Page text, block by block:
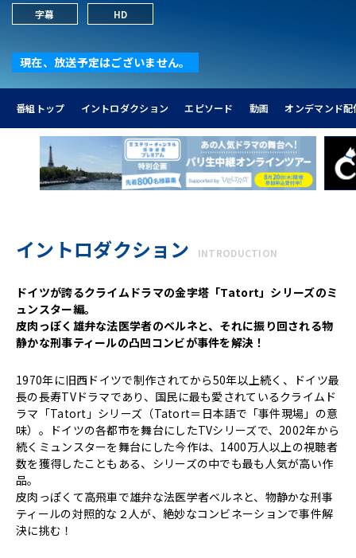
字幕 HD
現在、放送予定はございません。
番組トップ イントロダクション エピソード 動画 オンデマンド配
イントロダクション INTRODUCTION
ドイツが誇るクライムドラマの金字塔「Tatort」シリーズのミ
ュンスター編。
皮肉っぽく雄弁な法医学者のベルネと、それに振り回される物
静かな刑事ティールの凸凹コンビが事件を解決！
1970年に旧西ドイツで制作されてから50年以上続く、ドイツ最
長の長寿TVドラマであり、国民に最も愛されているクライムド
ラマ「Tatort」シリーズ（Tatort＝日本語で「事件現場」の意
味）。ドイツの各都市を舞台にしたTVシリーズで、2002年から
続くミュンスターを舞台にした今作は、1400万人以上の視聴者
数を獲得したこともある、シリーズの中でも最も人気が高い作
品。
皮肉っぽくて高飛車で雄弁な法医学者ベルネと、物静かな刑事
ティールの対照的な２人が、絶妙なコンビネーションで事件解
決に挑む！